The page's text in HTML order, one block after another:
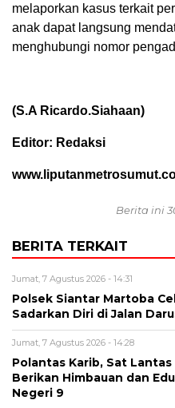
melaporkan kasus terkait
anak dapat langsung
menghubungi nomor
(S.A Ricardo.Siahaan)
Editor: Redaksi
Berita ini
BERITA TERKAIT
Jumat, 7 Agustus 2026 - 14:31
Polsek Siantar Martoba
Sadarkan Diri di Jalan
Jumat, 7 Agustus 2026 - 14:28
Polantas Karib, Sat
Berikan Himbauan dan
Negeri 9